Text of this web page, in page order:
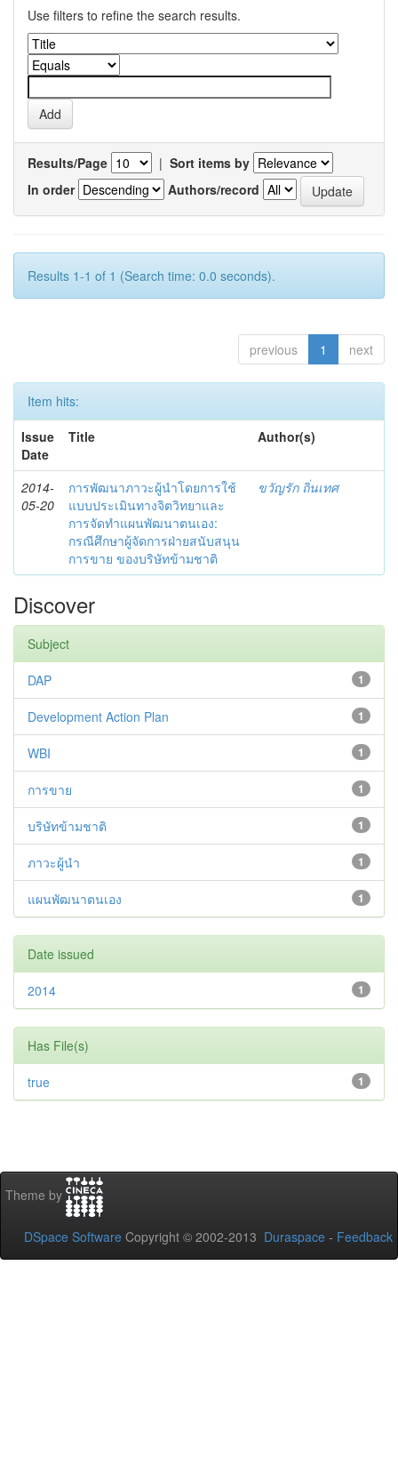
Use filters to refine the search results.
Results/Page | Sort items by
In order
Authors/record
Results 1-1 of 1 (Search time: 0.0 seconds).
previous 1 next
Item hits:
Issue
Date
Title Author(s)
2014-
05-20
การพัฒนาภาวะผู้นำโดยการใช้
แบบประเมินทางจิตวิทยาและ
การจัดทำแผนพัฒนาตนเอง:
กรณีศึกษาผู้จัดการฝ่ายสนับสนุน
การขาย ของบริษัทข้ามชาติ
ขวัญรัก ถิ่นเทศ
Discover
Subject
1
DAP
1
Development Action Plan
1
WBI
1
การขาย
1
บริษัทข้ามชาติ
1
ภาวะผู้นำ
1
แผนพัฒนาตนเอง
Date issued
1
2014
Has File(s)
1
true
Theme by
DSpace Software Copyright © 2002-2013 Duraspace - Feedback